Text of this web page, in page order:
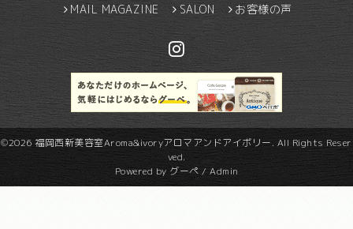
MAIL MAGAZINE SALON お客様の声
©2026福岡西新美容室Aroma&ivoryアロマアンドアイボリー. All Rights Reser
ved.
Powered by グーペ /Admin